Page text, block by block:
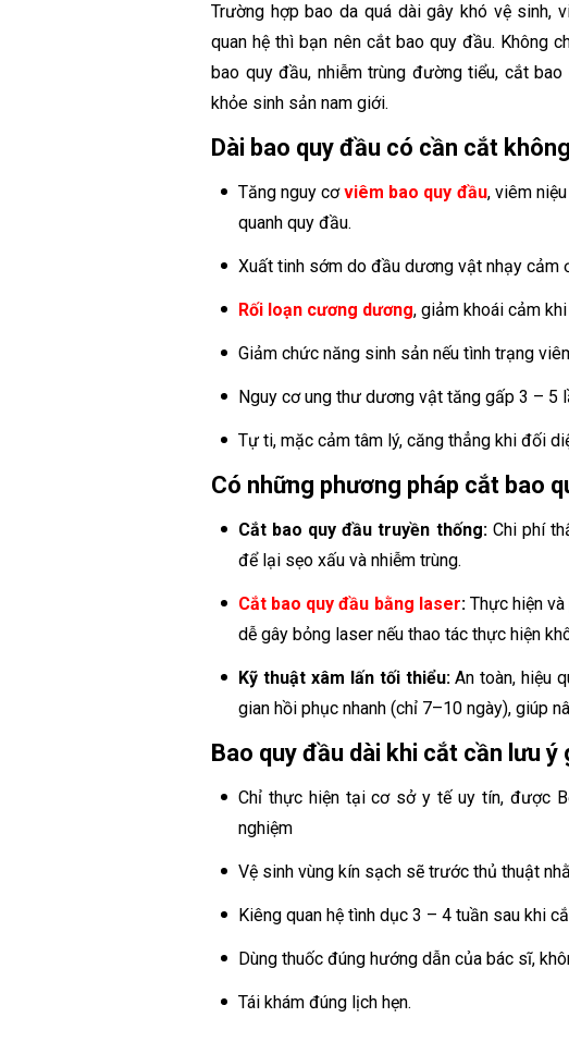
Trường hợp bao da quá dài gây khó vệ sinh,
quan hệ thì bạn nên cắt bao quy đầu. Không
bao quy đầu, nhiễm trùng đường tiểu, cắt
khỏe sinh sản nam giới.
Dài bao quy đầu có cần cắt
Tăng nguy cơviêm bao quy đầu, viêm
quanh quy đầu.
Xuất tinh sớm do đầu dương vật nhạy cảm
Rối loạn cương dương, giảm khoái cảm
Giảm chức năng sinh sản nếu tình trạng
Nguy cơ ung thư dương vật tăng gấp 3 – 5
Tự ti, mặc cảm tâm lý, căng thẳng khi đối
Có những phương pháp cắt bao
Cắt bao quy đầu truyền thống:Chi phí
để lại sẹo xấu và nhiễm trùng.
Cắt bao quy đầu bằng laser:Thực hiện và
dễ gây bỏng laser nếu thao tác thực hiện
Kỹ thuật xâm lấn tối thiểu:An toàn, hiệu
gian hồi phục nhanh (chỉ 7–10 ngày), giúp
Bao quy đầu dài khi cắt cần lưu ý
Chỉ thực hiện tại cơ sở y tế uy tín, được
nghiệm
Vệ sinh vùng kín sạch sẽ trước thủ thuật
Kiêng quan hệ tình dục 3 – 4 tuần sau khi
Dùng thuốc đúng hướng dẫn của bác sĩ,
Tái khám đúng lịch hẹn.